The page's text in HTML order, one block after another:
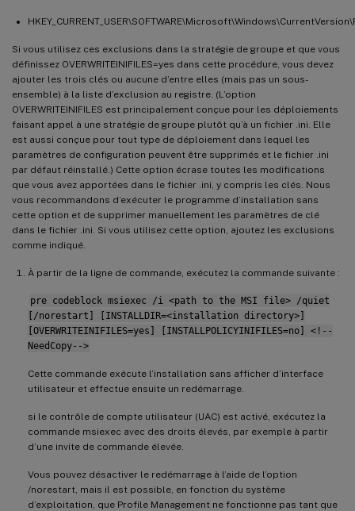
Si vous utilisez ces exclusions dans la stratégie de groupe et que vous
définissez OVERWRITEINIFILES=yes dans cette procédure, vous devez
ajouter les trois clés ou aucune d’entre elles (mais pas un sous-
ensemble) à la liste d’exclusion au registre. (L’option
OVERWRITEINIFILES est principalement conçue pour les déploiements
faisant appel à une stratégie de groupe plutôt qu’à un fichier .ini. Elle
est aussi conçue pour tout type de déploiement dans lequel les
paramètres de configuration peuvent être supprimés et le fichier .ini
par défaut réinstallé.) Cette option écrase toutes les modifications
que vous avez apportées dans le fichier .ini, y compris les clés. Nous
vous recommandons d’exécuter le programme d’installation sans
cette option et de supprimer manuellement les paramètres de clé
dans le fichier .ini. Si vous utilisez cette option, ajoutez les exclusions
comme indiqué.
À partir de la ligne de commande, exécutez la commande suivante :
pre codeblock msiexec /i <path to the MSI file> /quiet
[/norestart] [INSTALLDIR=<installation directory>]
[OVERWRITEINIFILES=yes] [INSTALLPOLICYINIFILES=no] <!--
NeedCopy-->
Cette commande exécute l’installation sans afficher d’interface
utilisateur et effectue ensuite un redémarrage.
si le contrôle de compte utilisateur (UAC) est activé, exécutez la
commande msiexec avec des droits élevés, par exemple à partir
d’une invite de commande élevée.
Vous pouvez désactiver le redémarrage à l’aide de l’option
/norestart, mais il est possible, en fonction du système
d’exploitation, que Profile Management ne fonctionne pas tant que